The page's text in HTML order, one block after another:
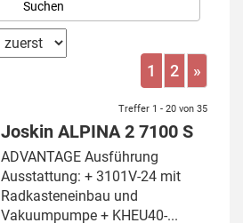
1 2 »
Treffer 1 - 20 von 35
Joskin ALPINA 2 7100 S
ADVANTAGE Ausführung
Ausstattung: + 3101V-24 mit
Radkasteneinbau und
Vakuumpumpe + KHEU40-...